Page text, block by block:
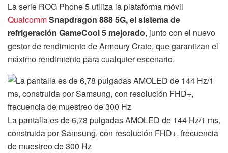
La serie ROG Phone 5 utiliza la plataforma móvil
QualcommSnapdragon 888 5G, el sistema de
refrigeración GameCool 5 mejorado, junto con el nuevo
gestor de rendimiento de Armoury Crate, que garantizan el
máximo rendimiento para cualquier escenario.
La pantalla es de 6,78 pulgadas AMOLED de 144 Hz/1 ms,
construida por Samsung, con resolución FHD+, frecuencia
de muestreo de 300 Hz